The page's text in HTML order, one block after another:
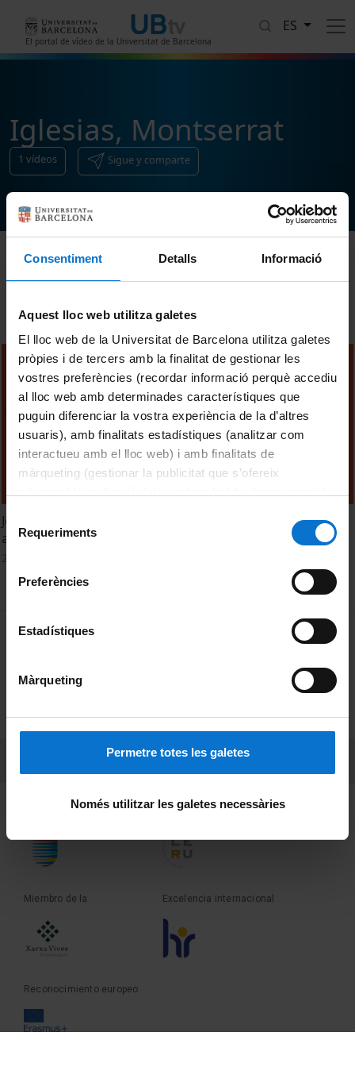
Consentiment Detalls Informació
Aquest lloc web utilitza galetes
El lloc web de la Universitat de Barcelona utilitza galetes
pròpies i de tercers amb la finalitat de gestionar les
vostres preferències (recordar informació perquè accediu
al lloc web amb determinades característiques que
puguin diferenciar la vostra experiència de la d’altres
usuaris), amb finalitats estadístiques (analitzar com
interactueu amb el lloc web) i amb finalitats de
màrqueting (gestionar la publicitat que s’ofereix
consultar laPolítica de galetes del lloc web de la
de Requeriments
Preferències
Estadístiques
Màrqueting
Permetre totes les galetes
Només utilitzar les galetes necessàries
El portal de vídeo de la Universitat de Barcelona
ES
Iglesias, Montserrat
1 vídeos Sigue y comparte
Ordenar
Jornada interuniversitària contra les violències masclistes
a les universitats 2023. Taula rodona
MENÚ PEU 1
Privacidad y términos
Sobre UBtv
Fundadora de la Miembro de la
Miembro de la Excelencia internacional
Reconocimiento europeo